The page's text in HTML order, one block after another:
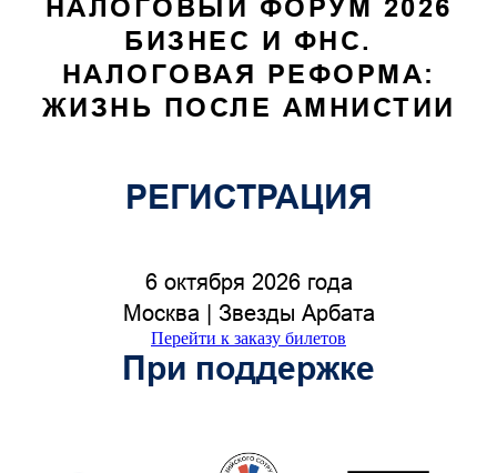
НАЛОГОВЫЙ ФОРУМ 2026
БИЗНЕС И ФНС.
НАЛОГОВАЯ РЕФОРМА:
ЖИЗНЬ ПОСЛЕ АМНИСТИИ
РЕГИСТРАЦИЯ
6 октября 2026 года
Москва | Звезды Арбата
Перейти к заказу билетов
При поддержке